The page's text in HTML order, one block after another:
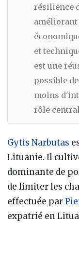
résilience
et
est une
possible
moins
rôle
Gytis Narbutas
Lituanie. Il
dominante de
de limiter les
effectuée par
expatrié en